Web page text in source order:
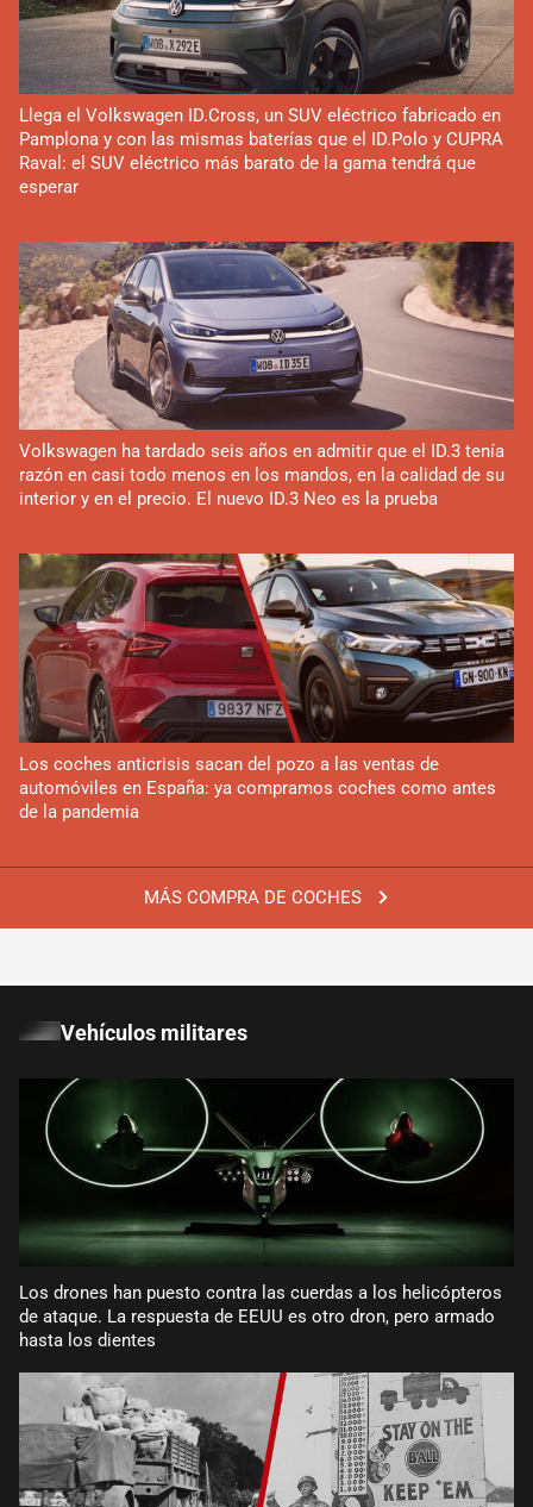
MÁS COMPRA DE COCHES
Llega el Volkswagen ID.Cross, un SUV eléctrico fabricado en
Pamplona y con las mismas baterías que el ID.Polo y CUPRA
Raval: el SUV eléctrico más barato de la gama tendrá que
esperar
Volkswagen ha tardado seis años en admitir que el ID.3 tenía
razón en casi todo menos en los mandos, en la calidad de su
interior y en el precio. El nuevo ID.3 Neo es la prueba
Los coches anticrisis sacan del pozo a las ventas de
automóviles en España: ya compramos coches como antes
de la pandemia
Vehículos militares
Los drones han puesto contra las cuerdas a los helicópteros
de ataque. La respuesta de EEUU es otro dron, pero armado
hasta los dientes